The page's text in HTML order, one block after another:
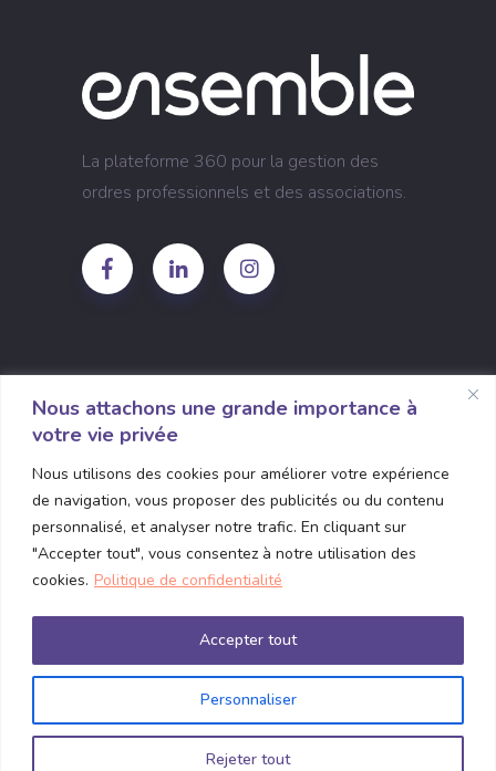
Nous attachons une grande importance à
votre vie privée
Nous utilisons des cookies pour améliorer votre expérience
de navigation, vous proposer des publicités ou du contenu
personnalisé, et analyser notre trafic. En cliquant sur
"Accepter tout", vous consentez à notre utilisation des
cookies. Politique de confidentialité
Personnaliser
Rejeter tout
Accepter tout
La plateforme 360 pour la gestion des
ordres professionnels et des associations.
1135 Grande Allée O Bureau 310
Québec, Quebec G1S 1E7
contact@connexence.com
(418) 380-5815
Connexence, All Rights Reserved